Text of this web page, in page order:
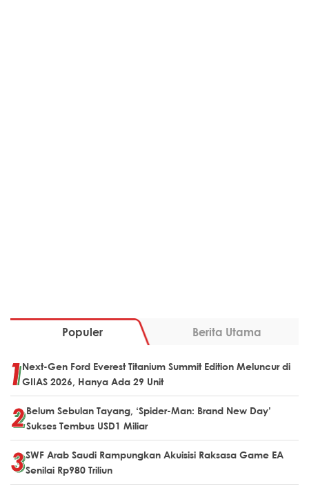
Populer Berita Utama
Next-Gen Ford Everest Titanium Summit Edition Meluncur di
GIIAS 2026, Hanya Ada 29 Unit
Belum Sebulan Tayang, ‘Spider-Man: Brand New Day’
Sukses Tembus USD1 Miliar
SWF Arab Saudi Rampungkan Akuisisi Raksasa Game EA
Senilai Rp980 Triliun